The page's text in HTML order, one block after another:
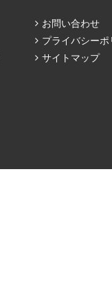
お問い合わせ
プライバシーポ
サイトマップ